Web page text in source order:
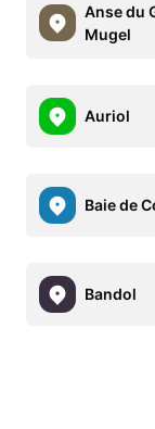
Anse du
Mugel
Auriol
Baie de
Bandol